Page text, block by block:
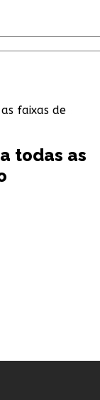
faixas de
todas as